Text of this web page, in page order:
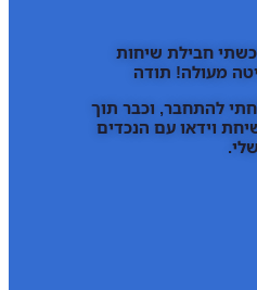
חבילת שיחות
מעולה! תודה
וכבר תוך
וידאו עם הנכדים